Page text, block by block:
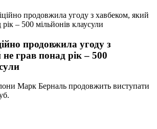
продовжила угоду з хавбеком, який
– 500 мільйонів клаусули
продовжила угоду з
грав понад рік – 500
Марк Берналь продовжить виступати